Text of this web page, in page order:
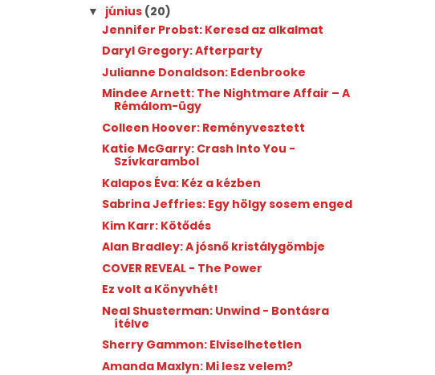
▼ június (20)
Jennifer Probst: Keresd az alkalmat
Daryl Gregory: Afterparty
Julianne Donaldson: Edenbrooke
Mindee Arnett: The Nightmare Affair – A
Rémálom-ügy
Colleen Hoover: Reményvesztett
Katie McGarry: Crash Into You -
Szívkarambol
Kalapos Éva: Kéz a kézben
Sabrina Jeffries: Egy hölgy sosem enged
Kim Karr: Kötődés
Alan Bradley: A jósnő kristálygömbje
COVER REVEAL - The Power
Ez volt a Könyvhét!
Neal Shusterman: Unwind - Bontásra
ítélve
Sherry Gammon: Elviselhetetlen
Amanda Maxlyn: Mi lesz velem?